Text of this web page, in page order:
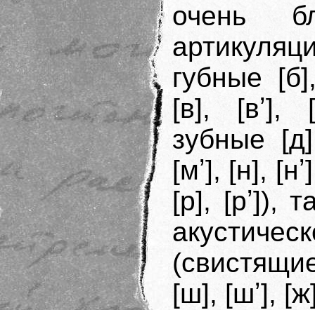
очень
губные
[в], [вʼ],
зубные
[мʼ], [н],
[р], [рʼ]),
[ш], [шʼ],